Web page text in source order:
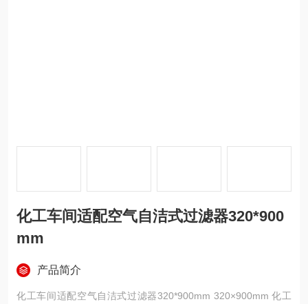
化工车间适配空气自洁式过滤器320*900
mm
产品简介
化工车间适配空气自洁式过滤器320*900mm 320×900mm 化工